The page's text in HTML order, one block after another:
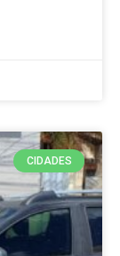
CIDADES